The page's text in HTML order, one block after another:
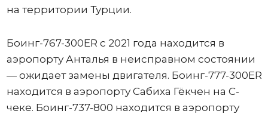
на территории Турции.
Боинг-767-300ER с 2021 года находится в
аэропорту Анталья в неисправном состоянии
— ожидает замены двигателя. Боинг-777-300ER
находится в аэропорту Сабиха Гёкчен на С-
чеке. Боинг-737-800 находится в аэропорту